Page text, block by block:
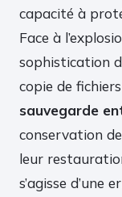
capacité à
Face à
sophistication
copie de
sauvegarde
conservation
leur
s’agisse d’une